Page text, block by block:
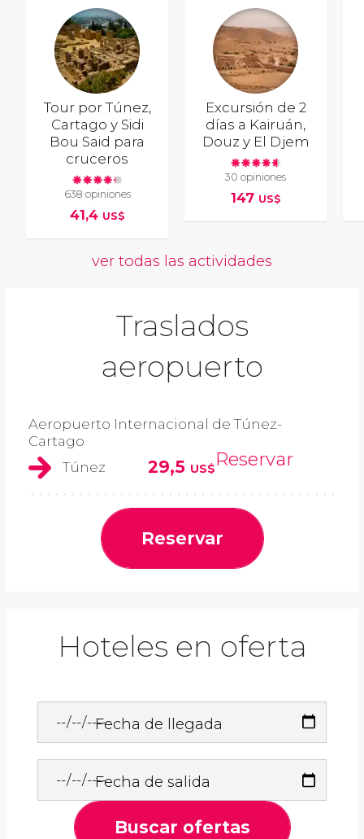
Tour por Túnez,
Cartago y Sidi
Bou Said para
cruceros
638 opiniones
41,4 US$
Excursión de 2
días a Kairuán,
Douz y El Djem
30 opiniones
147 US$
ver todas las actividades
Traslados
aeropuerto
Aeropuerto Internacional de Túnez-
Cartago
Túnez
29,5 US$Reservar
Reservar
Hoteles en oferta
Fecha de llegada
Fecha de salida
Buscar ofertas